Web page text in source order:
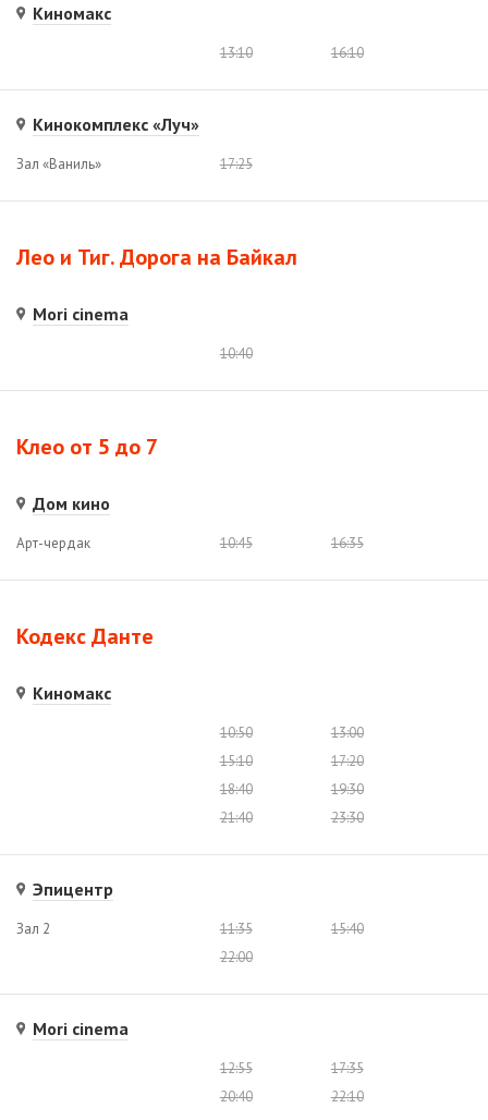
Киномакс
13:10 16:10
Кинокомплекс «Луч»
Зал «Ваниль» 17:25
Лео и Тиг. Дорога на Байкал
Mori cinema
10:40
Клео от 5 до 7
Дом кино
Арт-чердак 10:45 16:35
Кодекс Данте
Киномакс
10:50
13:00
15:10
17:20
18:40
19:30
21:40
23:30
Эпицентр
Зал 2 11:35
15:40
22:00
Mori cinema
12:55
17:35
20:40
22:10